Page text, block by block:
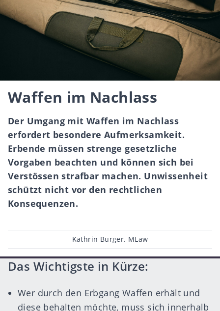
Waffen im Nachlass
Der Umgang mit Waffen im Nachlass
erfordert besondere Aufmerksamkeit.
Erbende müssen strenge gesetzliche
Vorgaben beachten und können sich bei
Verstössen strafbar machen. Unwissenheit
schützt nicht vor den rechtlichen
Konsequenzen.
Beitragsautor
Kathrin Burger. MLaw
Das Wichtigste in Kürze:
Wer durch den Erbgang Waffen erhält und
diese behalten möchte, muss sich innerhalb